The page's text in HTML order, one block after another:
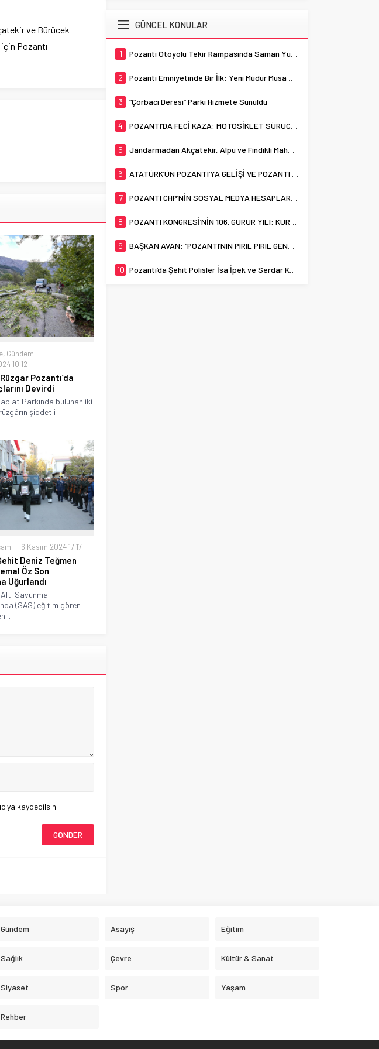
ve Bürücek
Pozantı
, Gündem
10:12
Pozantı’da
Devirdi
Parkında bulunan iki
şiddetli
6 Kasım 2024 17:17
Deniz Teğmen
Öz Son
Uğurlandı
Savunma
(SAS) eğitim gören
kaydedilsin.
üyeleriyle birlikte partisinden
altında devam edeceğini
Gazi Mustafa Kemal Atatürk’ün
noktalarından biri olan Pozantı
Ağustos 2026 Çarşamba günü
kutlanacak. Adana ve bölgenin...
GÜNCEL KONULAR
1 Pozantı Otoyolu Tekir Rampasında Saman Yüklü Tır Alevlere Teslim Oldu
2 Pozantı Emniyetinde Bir İlk: Yeni Müdür Musa Yabacı Basınla Buluştu
3 “Çorbacı Deresi” Parkı Hizmete Sunuldu
4 POZANTI’DA FECİ KAZA: MOTOSİKLET SÜRÜCÜSÜ HAYATINI KAYBETTİ
5 Jandarmadan Akçatekir, Alpu ve Fındıklı Mahallelerinde Dolandırıcılık Uyarısı
6 ATATÜRK’ÜN POZANTI’YA GELİŞİ VE POZANTI KONGRESİ’NİN 106. YILI KUTLANDI
7 POZANTI CHP’NİN SOSYAL MEDYA HESAPLARI “YENİ PARTİ” ADIYLA DEĞİŞTİRİLDİ
8 POZANTI KONGRESİ’NİN 106. GURUR YILI: KURTULUŞUN KARARGÂHI, MÜCADELENİN ADI POZANTI
9 BAŞKAN AVAN: “POZANTI’NIN PIRIL PIRIL GENÇLERİ EN İYİ ÜNİVERSİTELERİ HAK EDİYOR”
10 Pozantı’da Şehit Polisler İsa İpek ve Serdar Kazar Dualarla Anıldı
Gündem Asayiş Eğitim
Sağlık Çevre Kültür & Sanat
Siyaset Spor Yaşam
Rehber